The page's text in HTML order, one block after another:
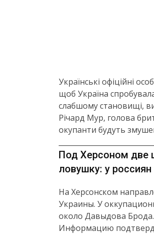
Українські офіційні
щоб Україна
слабшому становищі,
Річард Мур, голова
окупанти будуть
Под Херсоном две
ловушку: у
На Херсонском
Украины. У
около Давыдова
Информацию